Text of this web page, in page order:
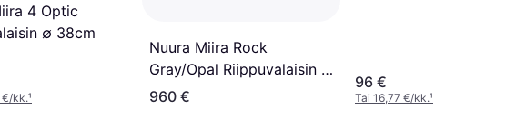
4 Optic
∅ 38cm
€/kk.¹
Nuura Miira Rock
Gray/Opal Riippuvalaisin ∅
31cm
960 €
96 €
Tai 16,77 €/kk.¹